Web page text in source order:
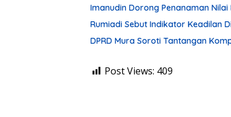
Imanudin Dorong Penanaman
Rumiadi Sebut Indikator Keadilan
DPRD Mura Soroti Tantangan
Post Views: 409